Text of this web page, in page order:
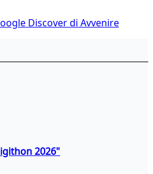
Discover di Avvenire
2026"